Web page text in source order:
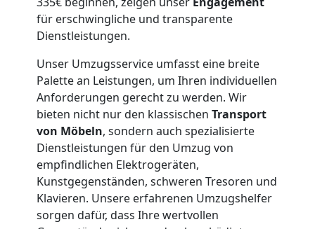
für erschwingliche und transparente
Dienstleistungen.
Unser Umzugsservice umfasst eine breite
Palette an Leistungen, um Ihren individuellen
Anforderungen gerecht zu werden. Wir
bieten nicht nur den klassischen Transport
von Möbeln, sondern auch spezialisierte
Dienstleistungen für den Umzug von
empfindlichen Elektrogeräten,
Kunstgegenständen, schweren Tresoren und
Klavieren. Unsere erfahrenen Umzugshelfer
sorgen dafür, dass Ihre wertvollen
Wiener
Neustadt
Mini
Umzug
Wiener